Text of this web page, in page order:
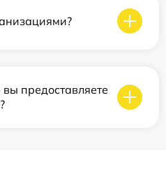
предоставляете